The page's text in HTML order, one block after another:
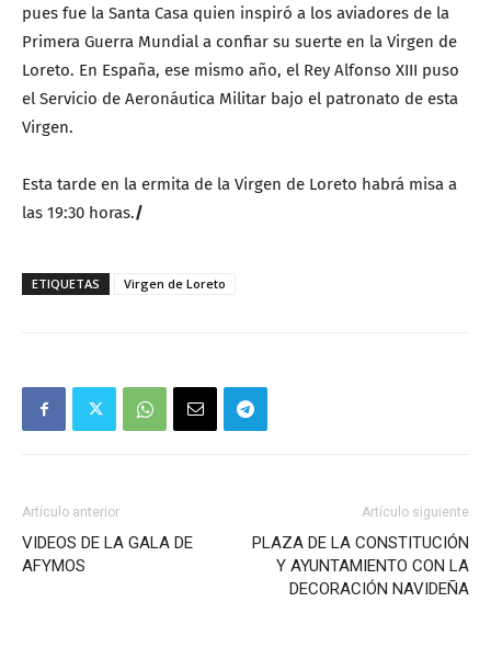
pues fue la Santa Casa quien inspiró a los aviadores de la
Primera Guerra Mundial a confiar su suerte en la Virgen de
Loreto. En España, ese mismo año, el Rey Alfonso XIII puso
el Servicio de Aeronáutica Militar bajo el patronato de esta
Virgen.
Esta tarde en la ermita de la Virgen de Loreto habrá misa a
las 19:30 horas./
ETIQUETAS Virgen de Loreto
Artículo anterior
VIDEOS DE LA GALA DE
AFYMOS
Artículo siguiente
PLAZA DE LA CONSTITUCIÓN
Y AYUNTAMIENTO CON LA
DECORACIÓN NAVIDEÑA